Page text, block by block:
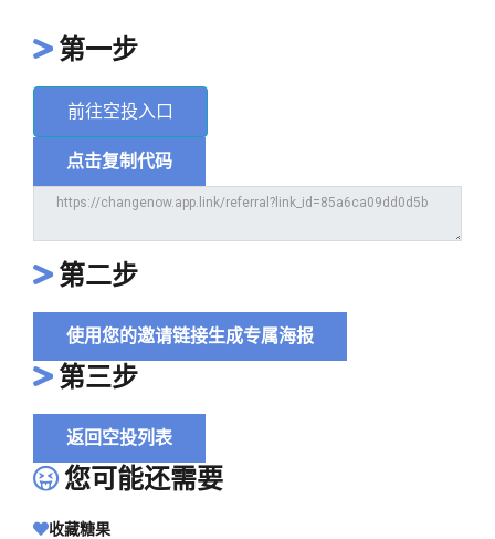
第一步
前往空投入口
点击复制代码
第二步
使用您的邀请链接生成专属海报
第三步
返回空投列表
您可能还需要
收藏糖果